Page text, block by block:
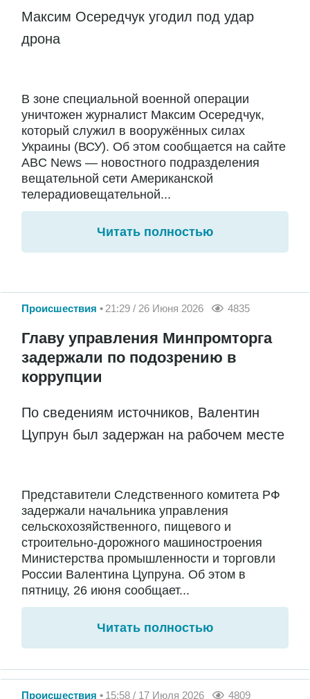
Максим Осередчук угодил под удар
дрона
В зоне специальной военной операции
уничтожен журналист Максим Осередчук,
который служил в вооружённых силах
Украины (ВСУ). Об этом сообщается на сайте
ABC News — новостного подразделения
вещательной сети Американской
телерадиовещательной...
Читать полностью
Происшествия 21:29 / 26 Июня 2026 4835
Главу управления Минпромторга
задержали по подозрению в
коррупции
По сведениям источников, Валентин
Цупрун был задержан на рабочем месте
Представители Следственного комитета РФ
задержали начальника управления
сельскохозяйственного, пищевого и
строительно-дорожного машиностроения
Министерства промышленности и торговли
России Валентина Цупруна. Об этом в
пятницу, 26 июня сообщает...
Читать полностью
Происшествия 15:58 / 17 Июля 2026 4809